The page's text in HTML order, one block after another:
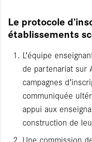
Le protocole
établissements
L’équipe
de partenariat sur
campagnes
communiquée
appui aux
construction de
Une commission